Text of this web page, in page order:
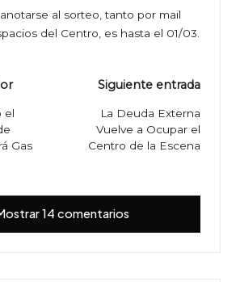
al sorteo, tanto por mail
del Centro, es hasta el 01/03.
el
Gas
Siguiente entrada
La Deuda Externa
Vuelve a Ocupar el
Centro de la Escena
14 comentarios